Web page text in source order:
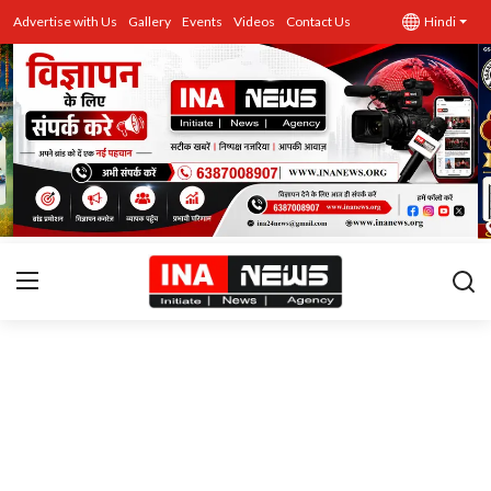
Advertise with Us Gallery Events Videos Contact Us Hindi
उत्तर प्रदेश
Advertise with Us
Events
राज्य